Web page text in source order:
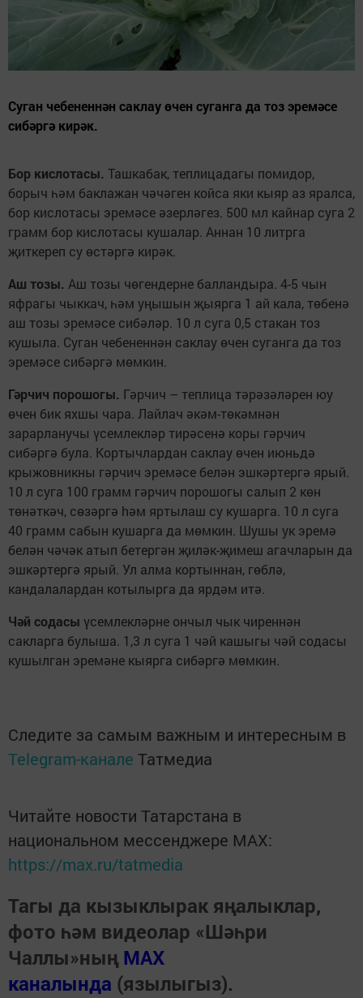
Суган чебененнән саклау өчен суганга да тоз эремәсе
сибәргә кирәк.
Бор кислотасы. Ташкабак, теплицадагы помидор,
борыч һәм баклажан чәчәген койса яки кыяр аз яралса,
бор кислотасы эремәсе әзерләгез. 500 мл кайнар суга 2
грамм бор кислотасы кушалар. Аннан 10 литрга
җиткереп су өстәргә кирәк.
Аш тозы. Аш тозы чөгендерне балландыра. 4-5 чын
яфрагы чыккач, һәм уңышын җыярга 1 ай кала, төбенә
аш тозы эремәсе сибәләр. 10 л суга 0,5 стакан тоз
кушыла. Суган чебененнән саклау өчен суганга да тоз
эремәсе сибәргә мөмкин.
Гәрчич порошогы. Гәрчич – теплица тәрәзәләрен юу
өчен бик яхшы чара. Лайлач әкәм-төкәмнән
зарарланучы үсемлекләр тирәсенә коры гәрчич
сибәргә була. Кортычлардан саклау өчен июньдә
крыжовникны гәрчич эремәсе белән эшкәртергә ярый.
10 л суга 100 грамм гәрчич порошогы салып 2 көн
төнәткәч, сөзәргә hәм яртылаш су кушарга. 10 л суга
40 грамм сабын кушарга да мөмкин. Шушы ук эремә
белән чәчәк атып бетергән җиләк-җимеш агачларын да
эшкәртергә ярый. Ул алма кортыннан, гөблә,
кандалалардан котылырга да ярдәм итә.
Чәй содасы үсемлекләрне ончыл чык чиреннән
сакларга булыша. 1,3 л суга 1 чәй кашыгы чәй содасы
кушылган эремәне кыярга сибәргә мөмкин.
Следите за самым важным и интересным в
Telegram-канале Татмедиа
Читайте новости Татарстана в
национальном мессенджере MАХ:
https://max.ru/tatmedia
Тагы да кызыклырак яңалыклар,
фото һәм видеолар «Шәһри
Чаллы»ның MAX
каналында (язылыгыз).